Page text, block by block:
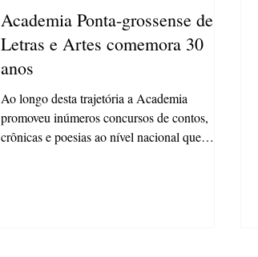
Academia Ponta-grossense de
Letras e Artes comemora 30
anos
Ao longo desta trajetória a Academia
promoveu inúmeros concursos de contos,
crônicas e poesias ao nível nacional que